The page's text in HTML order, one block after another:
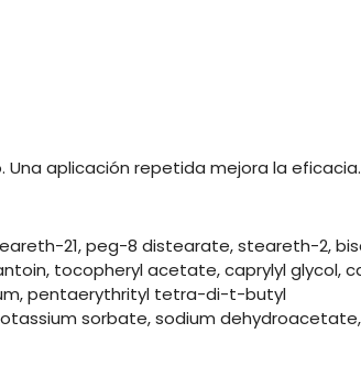
Una aplicación repetida mejora la eficacia.
21, peg-8 distearate, steareth-2,
tocopheryl acetate, caprylyl glycol,
pentaerythrityl tetra-di-t-butyl
sorbate, sodium